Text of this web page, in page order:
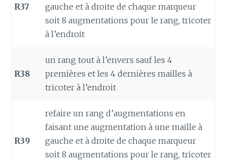
R37
gauche et à droite de chaque marqueur
soit 8 augmentations pour le rang, tricoter
à l’endroit
R38
un rang tout à l’envers sauf les 4
premières et les 4 dernières mailles à
tricoter à l’endroit
R39
refaire un rang d’augmentations en
faisant une augmentation à une maille à
gauche et à droite de chaque marqueur
soit 8 augmentations pour le rang, tricoter